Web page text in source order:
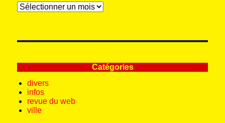
Archives
Catégories
divers
infos
revue du web
ville